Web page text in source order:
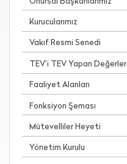
Kurucularımız
Vakıf Resmi Senedi
TEV’i TEV Yapan Değerler
Faaliyet Alanları
Fonksiyon Şeması
Mütevelliler Heyeti
Yönetim Kurulu